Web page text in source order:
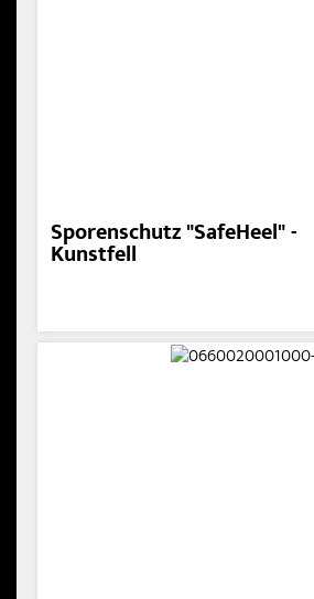
Sporenschutz "SafeHeel" -
Kunstfell